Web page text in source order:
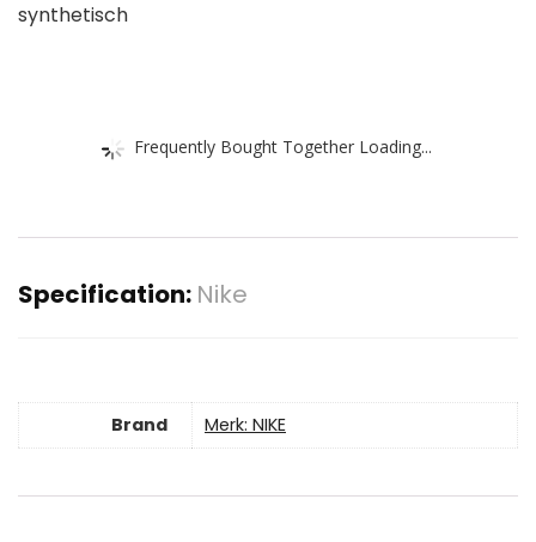
synthetisch
Frequently Bought Together Loading...
Specification: Nike
Brand Merk: NIKE